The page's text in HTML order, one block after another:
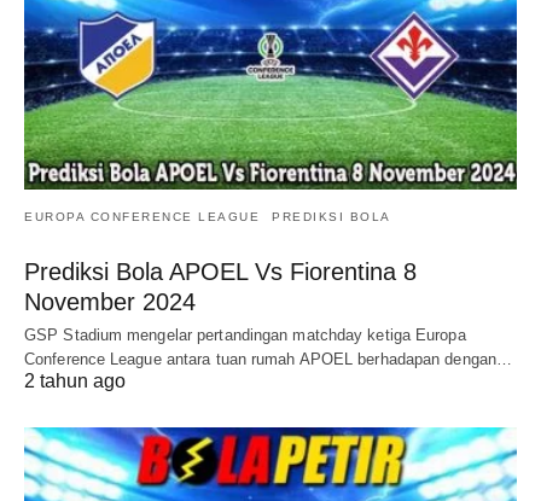
EUROPA CONFERENCE LEAGUE PREDIKSI BOLA
Prediksi Bola APOEL Vs Fiorentina 8
November 2024
GSP Stadium mengelar pertandingan matchday ketiga Europa
Conference League antara tuan rumah APOEL berhadapan dengan…
2 tahun ago